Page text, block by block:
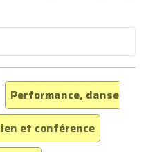
Performance, danse
et conférence